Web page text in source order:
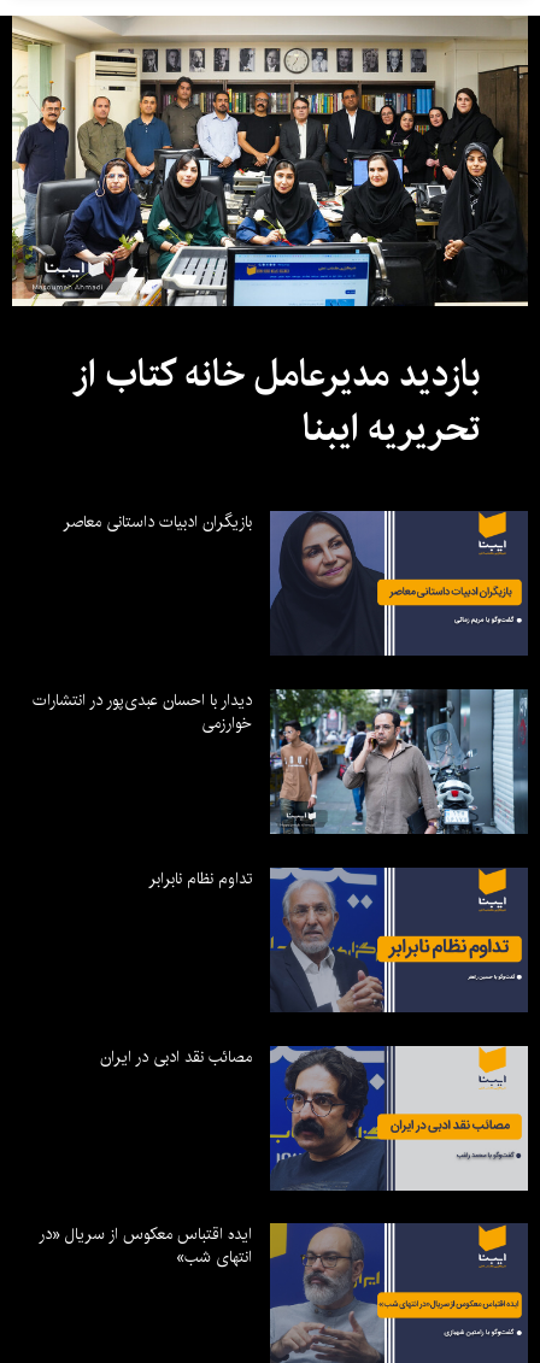
بازدید مدیرعامل خانه کتاب از
تحریریه ایبنا
بازیگران ادبیات داستانی معاصر
دیدار با احسان عبدی‌پور در انتشارات
خوارزمی
تداوم نظام نابرابر
مصائب نقد ادبی در ایران
ایده اقتباس معکوس از سریال «در
انتهای شب»